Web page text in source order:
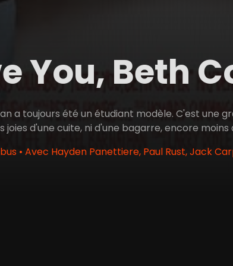
You, Beth
a toujours été un étudiant modèle. C'est une
joies d'une cuite, ni d'une bagarre, encore moins
• Avec Hayden Panettiere, Paul Rust, Jack